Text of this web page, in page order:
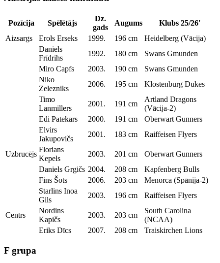
Pozīcija Spēlētājs
Dz.
gads
Augums
Klubs 25/26'
Aizsargs
Erols Erseks 1999. 196 cm
Heidelberg (Vācija)
Daniels
Frīdrihs
1992. 180 cm
Swans Gmunden
Miro Capfs
2003. 190 cm
Swans Gmunden
Niko
Zelezniks
2006. 195 cm
Klostenburg Dukes
Timo
Lanmillers
2001. 191 cm
Artland Dragons
(Vācija-2)
Edi Patekars
2000. 191 cm
Oberwart Gunners
Elvirs
Jakupovičs
2001. 183 cm Raiffeisen Flyers
Uzbrucējs
Florians
Kepels
2003. 201 cm
Oberwart Gunners
Daniels Grgičs 2004. 208 cm
Kapfenberg Bulls
Fins Šots
2006. 203 cm
Menorca (Spānija-2)
Starlins Inoa
Gils
2003. 196 cm Raiffeisen Flyers
Centrs
Nordins
Kapičs
2003. 203 cm
South Carolina
(NCAA)
Eriks Dīcs
2007. 208 cm Traiskirchen Lions
F grupa